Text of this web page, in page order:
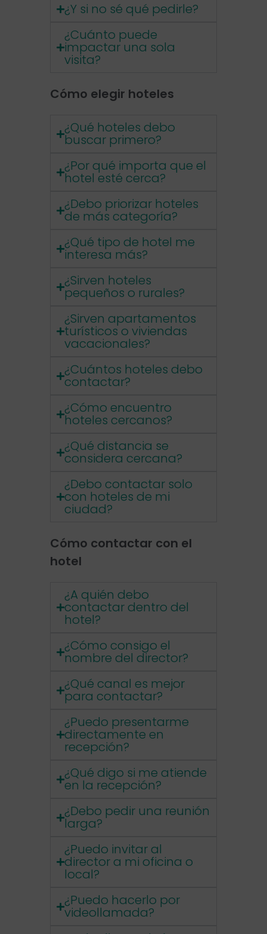
¿Y si no sé qué pedirle?
¿Cuánto puede
impactar una sola
visita?
Cómo elegir hoteles
¿Qué hoteles debo
buscar primero?
¿Por qué importa que el
hotel esté cerca?
¿Debo priorizar hoteles
de más categoría?
¿Qué tipo de hotel me
interesa más?
¿Sirven hoteles
pequeños o rurales?
¿Sirven apartamentos
turísticos o viviendas
vacacionales?
¿Cuántos hoteles debo
contactar?
¿Cómo encuentro
hoteles cercanos?
¿Qué distancia se
considera cercana?
¿Debo contactar solo
con hoteles de mi
ciudad?
Cómo contactar con el
hotel
¿A quién debo
contactar dentro del
hotel?
¿Cómo consigo el
nombre del director?
¿Qué canal es mejor
para contactar?
¿Puedo presentarme
directamente en
recepción?
¿Qué digo si me atiende
en la recepción?
¿Debo pedir una reunión
larga?
¿Puedo invitar al
director a mi oficina o
local?
¿Puedo hacerlo por
videollamada?